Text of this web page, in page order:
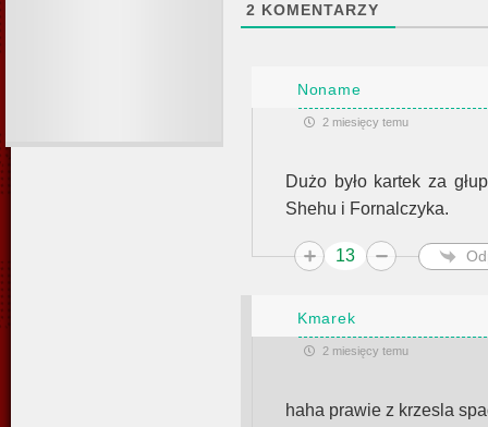
2 KOMENTARZY
Noname
2 miesięcy temu
Dużo było kartek za
Shehu i Fornalczyka.
13
Kmarek
2 miesięcy temu
haha prawie z krzesla